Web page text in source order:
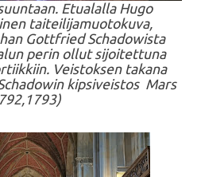
Etualalla Hugo
taiteilijamuotokuva,
Gottfried Schadowista
perin ollut sijoitettuna
Veistoksen takana
kipsiveistos Mars